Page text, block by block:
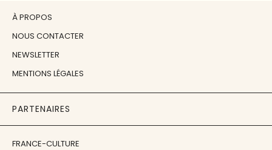
À PROPOS
NOUS CONTACTER
NEWSLETTER
MENTIONS LÉGALES
PARTENAIRES
FRANCE-CULTURE